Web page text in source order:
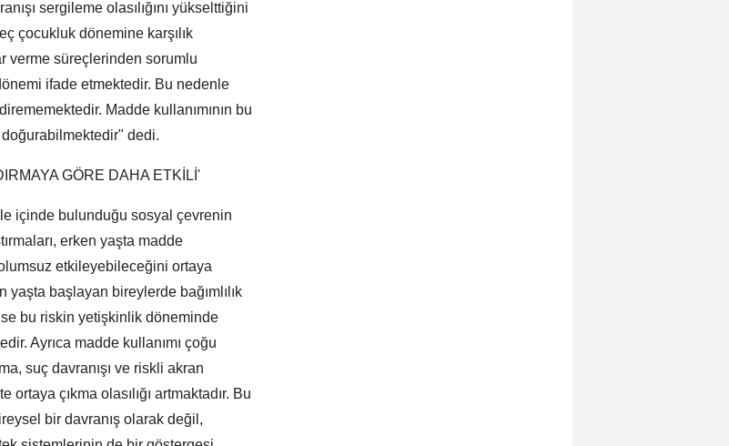
sergileme olasılığını yükselttiğini
çocukluk dönemine karşılık
verme süreçlerinden sorumlu
ifade etmektedir. Bu nedenle
Madde kullanımının bu
dedi.
GÖRE DAHA ETKİLİ'
içinde bulunduğu sosyal çevrenin
erken yaşta madde
etkileyebileceğini ortaya
yaşta başlayan bireylerde bağımlılık
bu riskin yetişkinlik döneminde
Ayrıca madde kullanımı çoğu
suç davranışı ve riskli akran
çıkma olasılığı artmaktadır. Bu
bir davranış olarak değil,